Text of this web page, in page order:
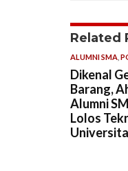
Related
ALUMNI SMA
Dikenal
Barang,
Alumni
Lolos